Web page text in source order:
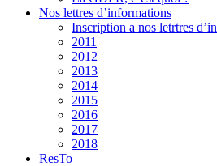
Nos lettres d’informations
Inscription a nos letrtres
2011
2012
2013
2014
2015
2016
2017
2018
ResTo